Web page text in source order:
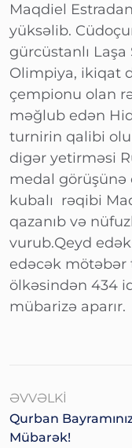
Maqdiel
yüksəlib.
gürcüstanlı
Olimpiya, ikiqat
çempionu olan
məğlub edən
turnirin qalibi
digər yetirməsi
medal görüşünə
kubalı rəqibi
qazanıb və
vurub.Qeyd
edəcək mötəbər
ölkəsindən 434
mübarizə aparır.
ƏVVƏLKI
Qurban
Mübarək!